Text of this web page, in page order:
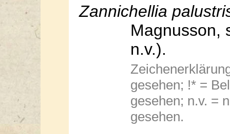
Zannichellia
Magnusson,
n.v.).
gesehen; !* =
gesehen; n.v. =
gesehen.